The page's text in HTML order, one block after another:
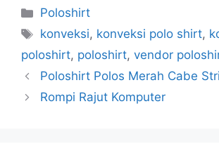
Poloshirt
konveksi, konveksi polo shirt,
poloshirt, poloshirt, vendor
Poloshirt Polos Merah Cabe
Rompi Rajut Komputer